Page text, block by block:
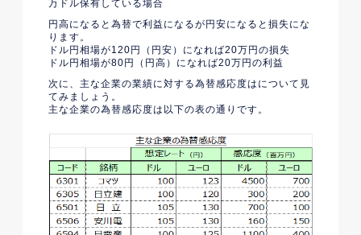
万ドル保有している場合
円高になると為替で利益になるが円安になると損失にな
ります。
ドル円相場が120円（円安）になれば20万円の損失
ドル円相場が80円（円高）になれば20万円の利益
次に、主な企業の業績に対する為替感応度はについて見
てみましょう。
主な企業の為替感応度は以下の表の通りです。